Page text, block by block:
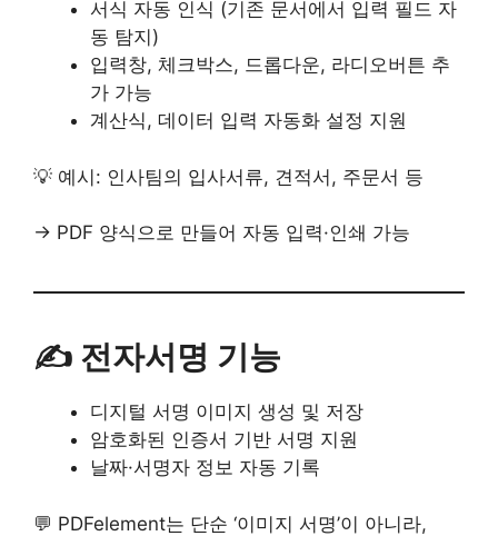
서식 자동 인식 (기존 문서에서 입력 필드 자
동 탐지)
입력창, 체크박스, 드롭다운, 라디오버튼 추
가 가능
계산식, 데이터 입력 자동화 설정 지원
💡 예시: 인사팀의 입사서류, 견적서, 주문서 등
→ PDF 양식으로 만들어 자동 입력·인쇄 가능
✍️ 전자서명 기능
디지털 서명 이미지 생성 및 저장
암호화된 인증서 기반 서명 지원
날짜·서명자 정보 자동 기록
💬 PDFelement는 단순 ‘이미지 서명’이 아니라,